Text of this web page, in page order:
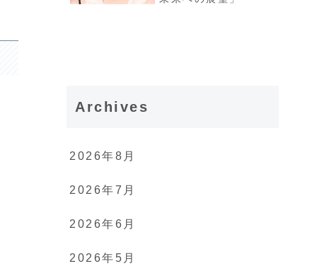
Archives
2026年8月
2026年7月
2026年6月
2026年5月